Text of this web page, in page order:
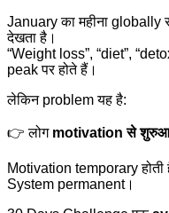
January का महीना
देखता है।
“Weight loss”, “diet”,
peak पर होते हैं।
लेकिन problem यह है:
👉 लोग motivation से
Motivation temporary होती
System permanent।